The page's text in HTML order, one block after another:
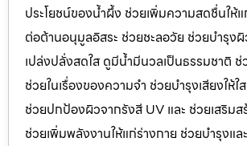
ประโยชน์ของน้ำผึ้ง ช่วยเพิ่มความสดชื่นให้
ต่อต้านอนุมูลอิสระ ช่วยชะลอวัย ช่วยบำรุง
เปล่งปลั่งสดใส ดูมีน้ำมีนวลเป็นธรรมชาติ
ช่วยในเรื่องของความจำ ช่วยบำรุงเสียงให้
ช่วยปกป้องผิวจากรังสี UV และ ช่วยเสริมส
ช่วยเพิ่มพลังงานให้แก่ร่างกาย ช่วยบำรุงแ